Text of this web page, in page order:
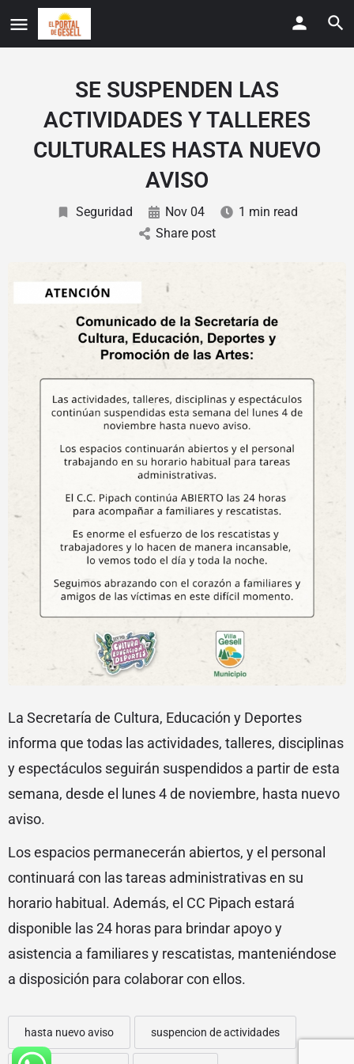
SE SUSPENDEN LAS
ACTIVIDADES Y TALLERES
CULTURALES HASTA NUEVO
AVISO
Seguridad Nov 04
1 min read
Share post
La Secretaría de Cultura, Educación y Deportes
informa que todas las actividades, talleres, disciplinas
y espectáculos seguirán suspendidos a partir de esta
semana, desde el lunes 4 de noviembre, hasta nuevo
aviso.
Los espacios permanecerán abiertos, y el personal
continuará con las tareas administrativas en su
horario habitual. Además, el CC Pipach estará
disponible las 24 horas para brindar apoyo y
asistencia a familiares y rescatistas, manteniéndose
a disposición para colaborar con ellos.
hasta nuevo aviso suspencion de actividades